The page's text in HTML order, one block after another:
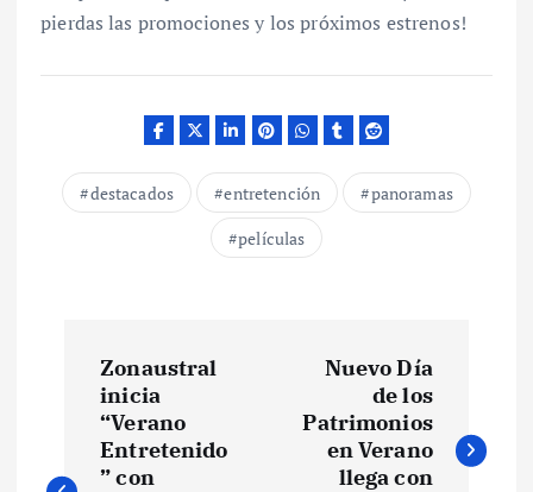
pierdas las promociones y los próximos estrenos!
destacados entretención
panoramas
películas
v
Zonaustral
inicia
“Verano
Entretenido
” con
Nuevo Día
de los
Patrimonios
en Verano
llega con